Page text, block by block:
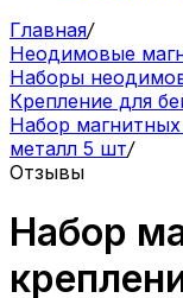
Главная/
Неодимовые
Наборы
Крепление для
Набор
металл 5 шт/
Отзывы
Набор